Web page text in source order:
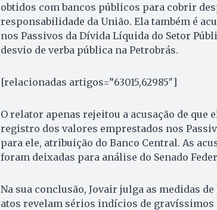
obtidos com bancos públicos para cobrir
responsabilidade da União. Ela também é
nos Passivos da Dívida Líquida do Setor
desvio de verba pública na Petrobrás.
[relacionadas artigos=”63015,62985″]
O relator apenas rejeitou a acusação de que
registro dos valores emprestados nos
para ele, atribuição do Banco Central. As
foram deixadas para análise do Senado
Na sua conclusão, Jovair julga as medidas
atos revelam sérios indícios de gravíssimos